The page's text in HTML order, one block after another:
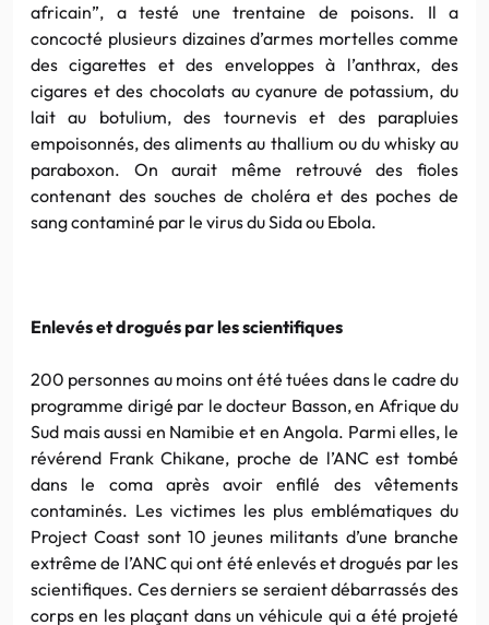
africain”, a testé une trentaine de poisons. Il a
concocté plusieurs dizaines d’armes mortelles comme
des cigarettes et des enveloppes à l’anthrax, des
cigares et des chocolats au cyanure de potassium, du
lait au botulium, des tournevis et des parapluies
empoisonnés, des aliments au thallium ou du whisky au
paraboxon. On aurait même retrouvé des fioles
contenant des souches de choléra et des poches de
sang contaminé par le virus du Sida ou Ebola.
Enlevés et drogués par les scientifiques
200 personnes au moins ont été tuées dans le cadre du
programme dirigé par le docteur Basson, en Afrique du
Sud mais aussi en Namibie et en Angola. Parmi elles, le
révérend Frank Chikane, proche de l’ANC est tombé
dans le coma après avoir enfilé des vêtements
contaminés. Les victimes les plus emblématiques du
Project Coast sont 10 jeunes militants d’une branche
extrême de l’ANC qui ont été enlevés et drogués par les
scientifiques. Ces derniers se seraient débarrassés des
corps en les plaçant dans un véhicule qui a été projeté